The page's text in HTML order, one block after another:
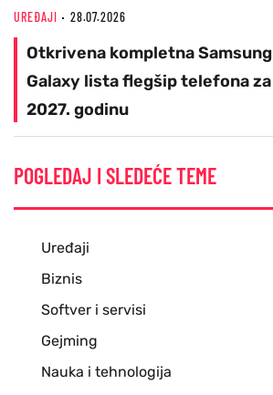
UREĐAJI 28.07.2026
Otkrivena kompletna Samsung
Galaxy lista flegšip telefona za
2027. godinu
POGLEDAJ I SLEDEĆE TEME
Uređaji
Biznis
Softver i servisi
Gejming
Nauka i tehnologija